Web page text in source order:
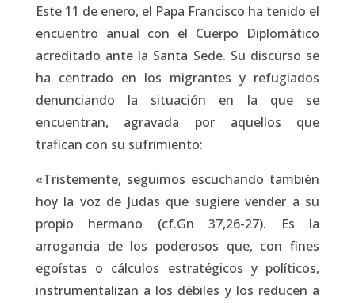
Este 11 de enero, el Papa Francisco ha tenido el
encuentro anual con el Cuerpo Diplomático
acreditado ante la Santa Sede. Su discurso se
ha centrado en los migrantes y refugiados
denunciando la situación en la que se
encuentran, agravada por aquellos que
trafican con su sufrimiento:
«Tristemente, seguimos escuchando también
hoy la voz de Judas que sugiere vender a su
propio hermano (cf.Gn 37,26-27). Es la
arrogancia de los poderosos que, con fines
egoístas o cálculos estratégicos y políticos,
instrumentalizan a los débiles y los reducen a